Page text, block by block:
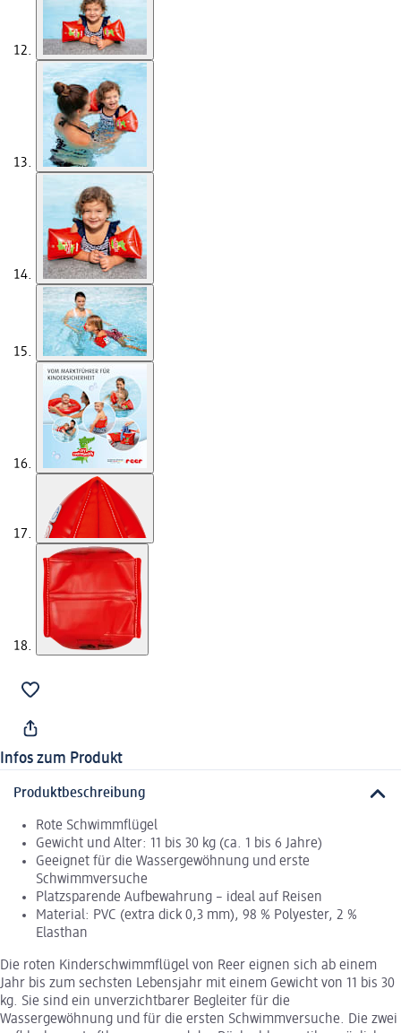
Infos zum Produkt
Produktbeschreibung
Rote Schwimmflügel
Gewicht und Alter: 11 bis 30 kg (ca. 1 bis 6 Jahre)
Geeignet für die Wassergewöhnung und erste
Schwimmversuche
Platzsparende Aufbewahrung – ideal auf Reisen
Material: PVC (extra dick 0,3 mm), 98 % Polyester, 2 %
Elasthan
Die roten Kinderschwimmflügel von Reer eignen sich ab einem
Jahr bis zum sechsten Lebensjahr mit einem Gewicht von 11 bis 30
kg. Sie sind ein unverzichtbarer Begleiter für die
Wassergewöhnung und für die ersten Schwimmversuche. Die zwei